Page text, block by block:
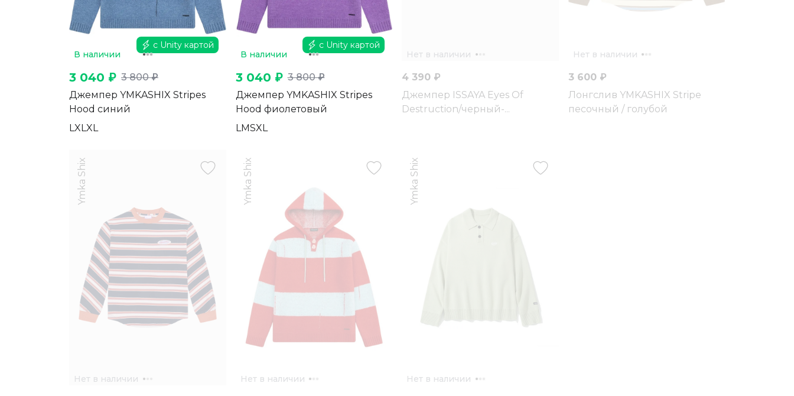
В наличии
с Unity картой
3 040 ₽ 3 800 ₽
Джемпер YMKASHIX Stripes
Hood синий
LXLXL
В наличии
с Unity картой
3 040 ₽ 3 800 ₽
Джемпер YMKASHIX Stripes
Hood фиолетовый
LMSXL
Нет в наличии
4 390 ₽
Джемпер ISSAYA Eyes Of
Destruction/черный-...
Нет в наличии
3 600 ₽
Лонгслив YMKASHIX Stripe
песочный / голубой
Нет в наличии
Ymka Shix
Нет в наличии
Ymka Shix
Нет в наличии
Ymka Shix